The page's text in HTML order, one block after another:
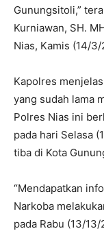
Gunungsitoli,”
Kurniawan, SH.
Nias, Kamis (14/3/
Kapolres
yang sudah lama
Polres Nias ini
pada hari Selasa
tiba di Kota
“Mendapatkan
Narkoba
pada Rabu (13/